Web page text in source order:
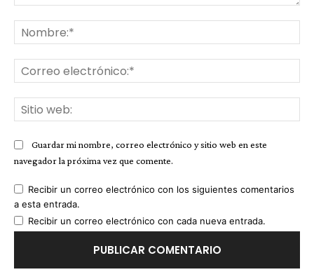
Guardar mi nombre, correo electrónico y sitio web en este
navegador la próxima vez que comente.
Recibir un correo electrónico con los siguientes comentarios
a esta entrada.
Recibir un correo electrónico con cada nueva entrada.